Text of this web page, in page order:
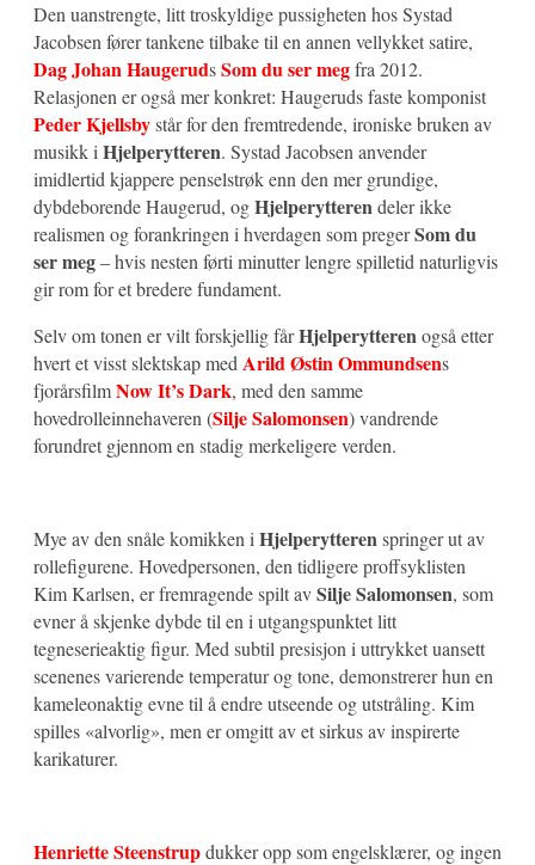
Den uanstrengte, litt troskyldige pussigheten hos Systad
Jacobsen fører tankene tilbake til en annen vellykket satire,
Dag Johan HaugerudsSom du ser megfra 2012.
Relasjonen er også mer konkret: Haugeruds faste komponist
Peder Kjellsbystår for den fremtredende, ironiske bruken av
musikk i Hjelperytteren. Systad Jacobsen anvender
imidlertid kjappere penselstrøk enn den mer grundige,
dybdeborende Haugerud, ogHjelperytterendeler ikke
realismen og forankringen i hverdagen som pregerSom du
ser meg– hvis nesten førti minutter lengre spilletid naturligvis
gir rom for et bredere fundament.
Selv om tonen er vilt forskjellig fårHjelperytterenogså etter
hvert et visst slektskap med Arild Østin Ommundsens
fjorårsfilmNow It’s Dark, med den samme
hovedrolleinnehaveren (Silje Salomonsen) vandrende
forundret gjennom en stadig merkeligere verden.
Mye av den snåle komikken i Hjelperytterenspringer ut av
rollefigurene. Hovedpersonen, den tidligere proffsyklisten
Kim Karlsen, er fremragende spilt avSilje Salomonsen, som
evner å skjenke dybde til en i utgangspunktet litt
tegneserieaktig figur. Med subtil presisjon i uttrykket uansett
scenenes varierende temperatur og tone, demonstrerer hun en
kameleonaktig evne til å endre utseende og utstråling. Kim
spilles «alvorlig», men er omgitt av et sirkus av inspirerte
karikaturer.
Henriette Steenstrupdukker opp som engelsklærer, og ingen